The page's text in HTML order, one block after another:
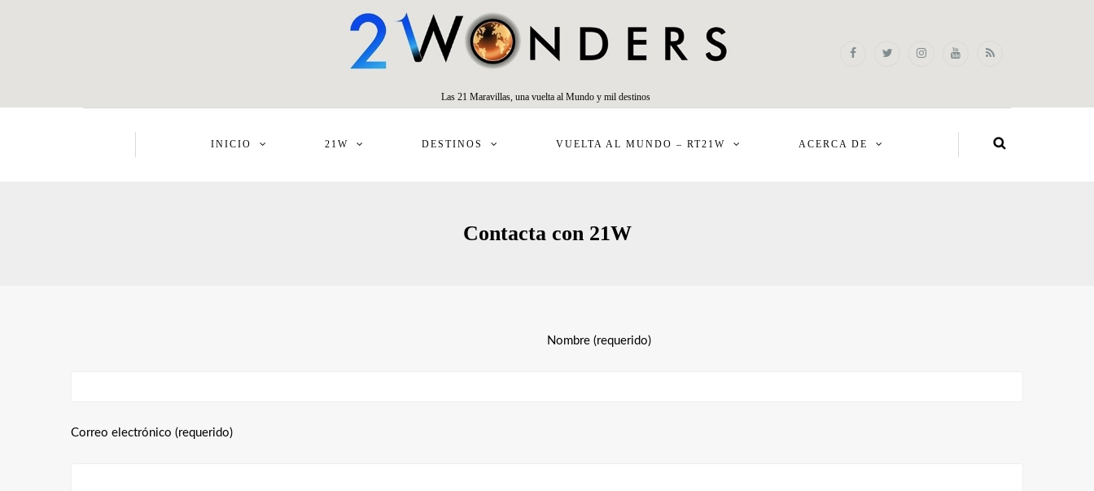
Las 21 Maravillas, una vuelta al Mundo y mil destinos
INICIO 21W DESTINOS VUELTA AL MUNDO – RT21W ACERCA DE
Contacta con 21W
Nombre (requerido)
Correo electrónico (requerido)